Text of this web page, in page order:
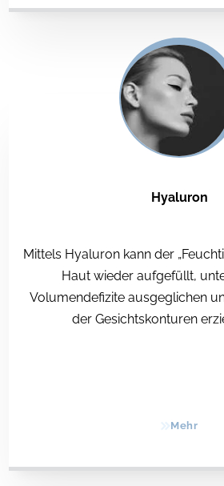
Hyaluron
Mittels Hyaluron kann der
Haut wieder aufgefüllt,
Volumendefizite ausgeglichen
der Gesichtskonturen
Mehr